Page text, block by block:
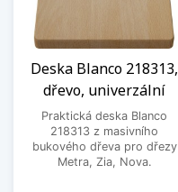
Deska Blanco 218313,
dřevo, univerzální
Praktická deska Blanco
218313 z masivního
bukového dřeva pro dřezy
Metra, Zia, Nova.